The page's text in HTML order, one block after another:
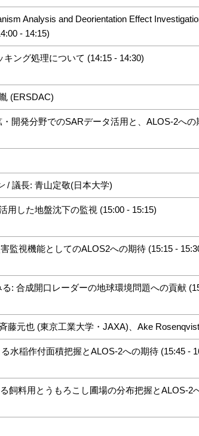
Analysis and Deorientation Effect
- 14:15)
ング処理について (14:15 - 14:30)
(ERSDAC)
開発分野でのSARデータ活用と、ALOS-2への
/ 議長: 青山定敬(日本大学)
用した地盤沈下の監視 (15:00 - 15:15)
監視機能としてのALOS2への期待 (15:15 -
: 合成開口レーダーの地球環境問題への貢献
藤元也 (東京工業大学・JAXA)、Ake
水稲作付面積把握とALOS-2への期待 (15:45 -
飼料用とうもろこし圃場の分布把握とALOS-2